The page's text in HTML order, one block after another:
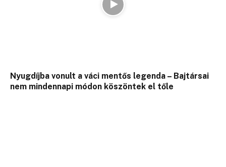
Nyugdíjba vonult a váci mentős legenda – Bajtársai
nem mindennapi módon köszöntek el tőle